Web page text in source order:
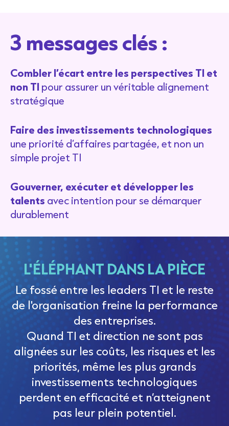
3 messages clés :
Combler l’écart entre les perspectives TI et
non TI pour assurer un véritable alignement
stratégique
Faire des investissements technologiques
une priorité d’affaires partagée, et non un
simple projet TI
Gouverner, exécuter et développer les
talents avec intention pour se démarquer
durablement
L'ÉLÉPHANT DANS LA PIÈCE
Le fossé entre les leaders TI et le reste
de l'organisation freine la performance
des entreprises.
Quand TI et direction ne sont pas
alignées sur les coûts, les risques et les
priorités, même les plus grands
investissements technologiques
perdent en efficacité et n’atteignent
pas leur plein potentiel.